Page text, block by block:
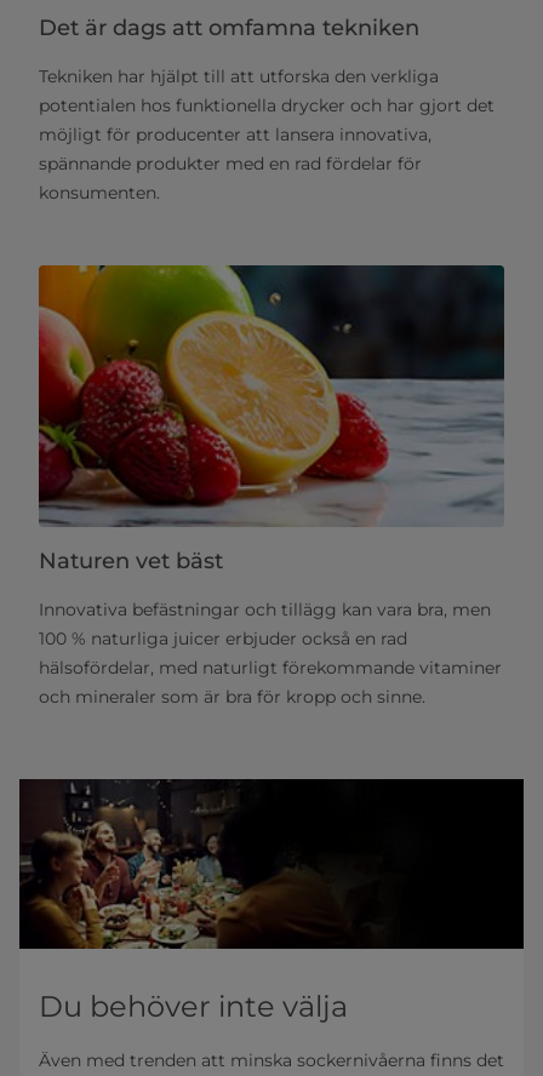
Det är dags att omfamna tekniken
Tekniken har hjälpt till att utforska den verkliga
potentialen hos funktionella drycker och har gjort det
möjligt för producenter att lansera innovativa,
spännande produkter med en rad fördelar för
konsumenten.
Naturen vet bäst
Innovativa befästningar och tillägg kan vara bra, men
100 % naturliga juicer erbjuder också en rad
hälsofördelar, med naturligt förekommande vitaminer
och mineraler som är bra för kropp och sinne.
Du behöver inte välja
Även med trenden att minska sockernivåerna finns det